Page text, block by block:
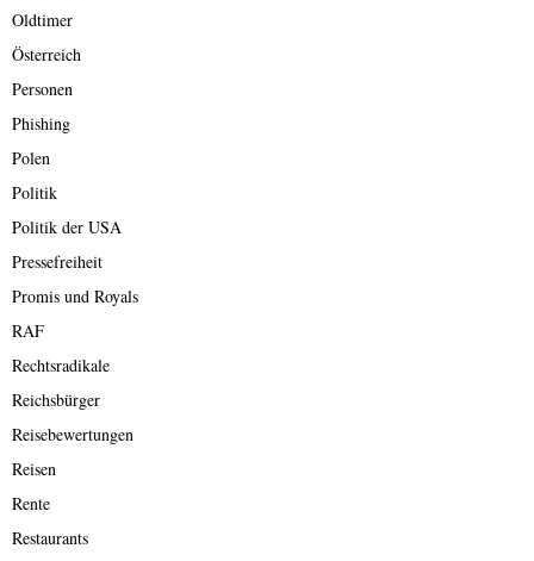
Oldtimer
Österreich
Personen
Phishing
Polen
Politik
Politik der USA
Pressefreiheit
Promis und Royals
RAF
Rechtsradikale
Reichsbürger
Reisebewertungen
Reisen
Rente
Restaurants